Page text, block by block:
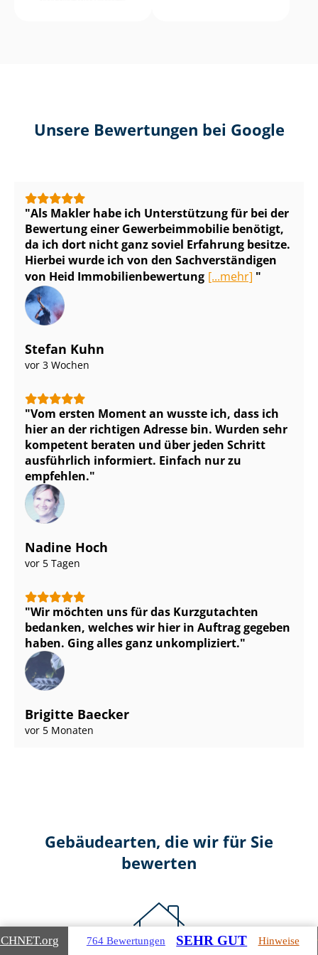
Unsere Bewertungen bei Google
Als Makler habe ich Unterstützung für bei der
Bewertung einer Ge­wer­be­im­mo­bi­lie benötigt,
da ich dort nicht ganz soviel Erfahrung besitze.
Hierbei wurde ich von den Sach­ver­stän­di­gen
von Heid Im­mo­bi­li­en­be­wer­tung [...mehr]
Stefan Kuhn
vor 3 Wochen
Vom ersten Moment an wusste ich, dass ich
hier an der richtigen Adresse bin. Wurden sehr
kompetent beraten und über jeden Schritt
ausführlich informiert. Einfach nur zu
empfehlen.
Nadine Hoch
vor 5 Tagen
Wir möchten uns für das Kurzgutachten
bedanken, welches wir hier in Auftrag gegeben
haben. Ging alles ganz unkompliziert.
Brigitte Baecker
vor 5 Monaten
Gebäudearten, die wir für Sie
bewerten
.org 764 Bewertungen SEHR GUT Hinweise